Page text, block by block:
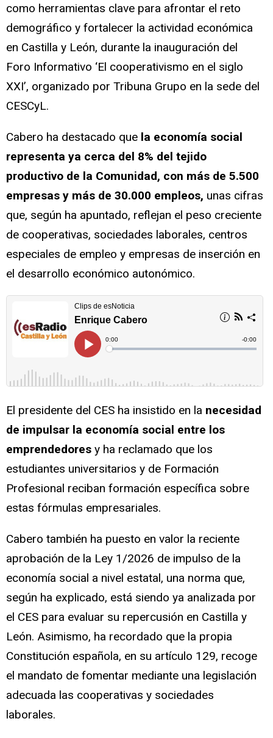
como herramientas clave para afrontar el reto
demográfico y fortalecer la actividad económica
en Castilla y León, durante la inauguración del
Foro Informativo ‘El cooperativismo en el siglo
XXI’, organizado por Tribuna Grupo en la sede del
CESCyL.
Cabero ha destacado que la economía social
representa ya cerca del 8% del tejido
productivo de la Comunidad, con más de 5.500
empresas y más de 30.000 empleos, unas cifras
que, según ha apuntado, reflejan el peso creciente
de cooperativas, sociedades laborales, centros
especiales de empleo y empresas de inserción en
el desarrollo económico autonómico.
El presidente del CES ha insistido en la necesidad
de impulsar la economía social entre los
emprendedores y ha reclamado que los
estudiantes universitarios y de Formación
Profesional reciban formación específica sobre
estas fórmulas empresariales.
Cabero también ha puesto en valor la reciente
aprobación de la Ley 1/2026 de impulso de la
economía social a nivel estatal, una norma que,
según ha explicado, está siendo ya analizada por
el CES para evaluar su repercusión en Castilla y
León. Asimismo, ha recordado que la propia
Constitución española, en su artículo 129, recoge
el mandato de fomentar mediante una legislación
adecuada las cooperativas y sociedades
laborales.